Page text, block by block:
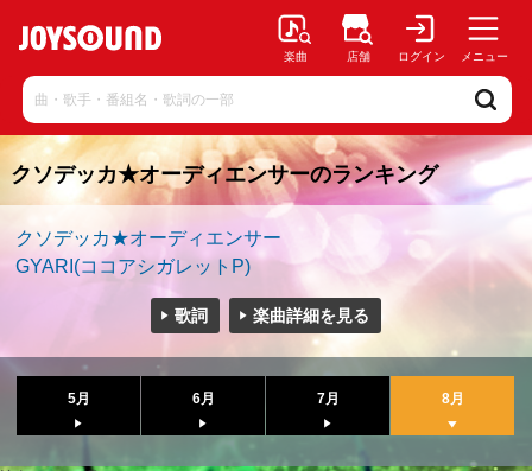
楽曲 店舗 ログイン メニュー
クソデッカ★オーディエンサーのランキング
クソデッカ★オーディエンサー
GYARI(ココアシガレットP)
歌詞 楽曲詳細を見る
5月 6月 7月 8月